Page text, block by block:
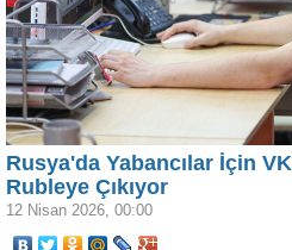
Rusya'da Yabancılar İçin
Rubleye Çıkıyor
12 Nisan 2026, 00:00